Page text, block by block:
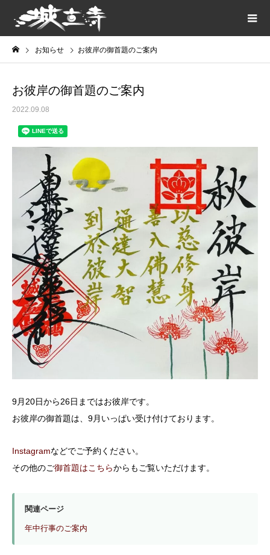
お知らせ お彼岸の御首題のご案内
お彼岸の御首題のご案内
2022.09.08
9月20日から26日まではお彼岸です。
お彼岸の御首題は、9月いっぱい受け付けております。
Instagramなどでご予約ください。
その他のご御首題はこちらからもご覧いただけます。
関連ページ
年中行事のご案内